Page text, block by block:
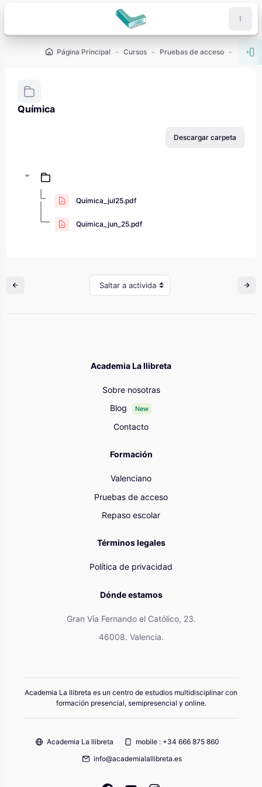
Página Principal Cursos Pruebas de acceso PAU -
Química
Descargar carpeta
Química_jul25.pdf
Quimica_jun_25.pdf
Saltar a actividad
Academia La llibreta
Sobre nosotras
Blog
New
Contacto
Formación
Valenciano
Pruebas de acceso
Repaso escolar
Términos legales
Política de privacidad
Dónde estamos
Gran Vía Fernando el Católico, 23.
46008. Valencia.
Academia La llibreta es un centro de estudios multidisciplinar con
formación presencial, semipresencial y online.
Academia La llibreta
mobile : +34 666 875 860
info@academialallibreta.es